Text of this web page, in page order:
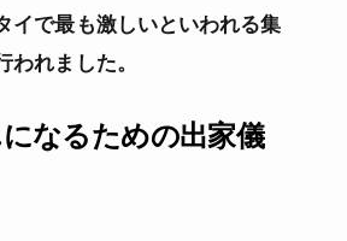
イで最も激しいといわれる集
われました。
なるための出家儀